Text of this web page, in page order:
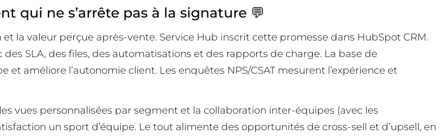
qui ne s’arrête pas à la signature 💬
et la valeur perçue après-vente. Service Hub inscrit cette promesse dans HubSpot CRM.
SLA, des files, des automatisations et des rapports de charge. La base de
et améliore l’autonomie client. Les enquêtes NPS/CSAT mesurent l’expérience et
vues personnalisées par segment et la collaboration inter-équipes (avec les
un sport d’équipe. Le tout alimente des opportunités de cross-sell et d’upsell, en